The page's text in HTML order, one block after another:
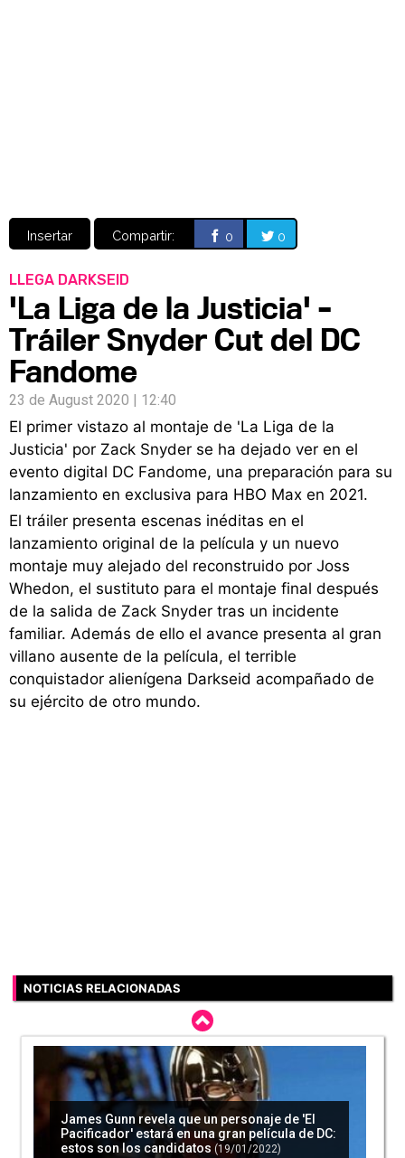
Insertar Compartir: 0 0
LLEGA DARKSEID
'La Liga de la Justicia' –
Tráiler Snyder Cut del DC
Fandome
23 de August 2020 | 12:40
El primer vistazo al montaje de 'La Liga de la
Justicia' por Zack Snyder se ha dejado ver en el
evento digital DC Fandome, una preparación para su
lanzamiento en exclusiva para HBO Max en 2021.
El tráiler presenta escenas inéditas en el
lanzamiento original de la película y un nuevo
montaje muy alejado del reconstruido por Joss
Whedon, el sustituto para el montaje final después
de la salida de Zack Snyder tras un incidente
familiar. Además de ello el avance presenta al gran
villano ausente de la película, el terrible
conquistador alienígena Darkseid acompañado de
su ejército de otro mundo.
NOTICIAS RELACIONADAS
James Gunn revela que un personaje de 'El
Pacificador' estará en una gran película de DC:
estos son los candidatos (19/01/2022)